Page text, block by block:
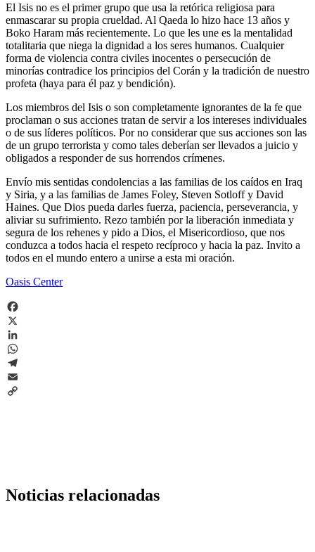
El Isis no es el primer grupo que usa la retórica religiosa para
enmascarar su propia crueldad. Al Qaeda lo hizo hace 13 años y
Boko Haram más recientemente. Lo que les une es la mentalidad
totalitaria que niega la dignidad a los seres humanos. Cualquier
forma de violencia contra civiles inocentes o persecución de
minorías contradice los principios del Corán y la tradición de nuestro
profeta (haya para él paz y bendición).
Los miembros del Isis o son completamente ignorantes de la fe que
proclaman o sus acciones tratan de servir a los intereses individuales
o de sus líderes políticos. Por no considerar que sus acciones son las
de un grupo terrorista y como tales deberían ser llevados a juicio y
obligados a responder de sus horrendos crímenes.
Envío mis sentidas condolencias a las familias de los caídos en Iraq
y Siria, y a las familias de James Foley, Steven Sotloff y David
Haines. Que Dios pueda darles fuerza, paciencia, perseverancia, y
aliviar su sufrimiento. Rezo también por la liberación inmediata y
segura de los rehenes y pido a Dios, el Misericordioso, que nos
conduzca a todos hacia el respeto recíproco y hacia la paz. Invito a
todos en el mundo entero a unirse a esta mi oración.
Oasis Center
Facebook
X
LinkedIn
WhatsApp
Telegram
Email
Noticias relacionadas